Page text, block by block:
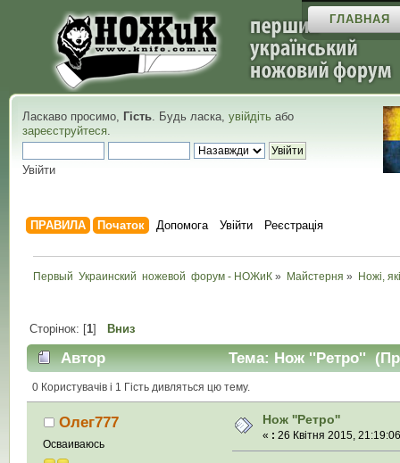
ГЛАВНАЯ
Ласкаво просимо, Гість. Будь ласка, увійдіть або
зареєструйтеся.
Увійти
ПРАВИЛА Початок Допомога Увійти Реєстрація
Первый  Украинский  ножевой  форум - НОЖиК » Майстерня » Ножі,
Сторінок: [1] Вниз
Автор Тема: Нож ''Ретро''
0 Користувачів і 1 Гість дивляться цю тему.
Олег777
Осваиваюсь
Нож ''Ретро''
« : 26 Квітня 2015,